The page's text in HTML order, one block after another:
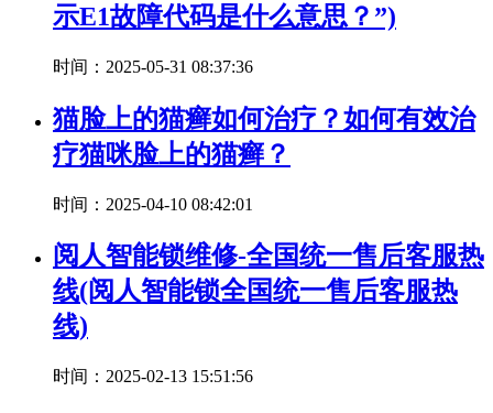
示E1故障代码是什么意思？”)
时间：2025-05-31 08:37:36
猫脸上的猫癣如何治疗？如何有效治
疗猫咪脸上的猫癣？
时间：2025-04-10 08:42:01
阅人智能锁维修-全国统一售后客服热
线(阅人智能锁全国统一售后客服热
线)
时间：2025-02-13 15:51:56